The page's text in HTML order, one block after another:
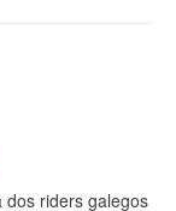
dos riders galegos